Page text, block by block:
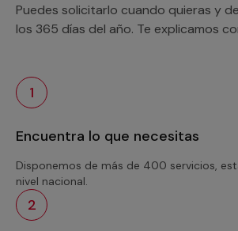
Puedes solicitarlo cuando quieras y
los 365 días del año. Te explicamos
1
Encuentra lo que necesitas
Disponemos de más de 400 servicios,
nivel nacional.
2